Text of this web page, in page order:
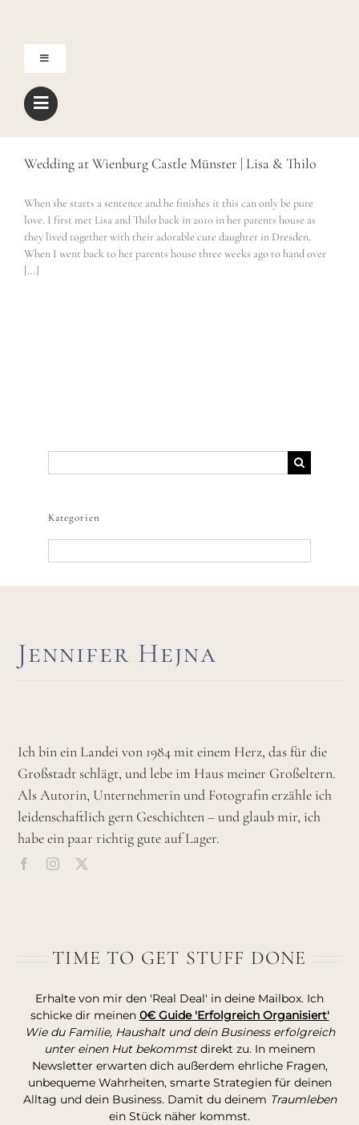
springen
Toggle
Home
Blog
Shop
Wedding at Wienburg Castle Münster | Lisa & Thilo
When she starts a sentence and he finishes it this can only be pure
love. I first met Lisa and Thilo back in 2010 in her parents house as
they lived together with their adorable cute daughter in Dresden.
When I went back to her parents house three weeks ago to hand over
[...]
nach:
Kategorien
Jennifer Hejna
Ich bin ein Landei von 1984 mit einem Herz, das für die
Großstadt schlägt, und lebe im Haus meiner Großeltern.
Als Autorin, Unternehmerin und Fotografin erzähle ich
leidenschaftlich gern Geschichten – und glaub mir, ich
habe ein paar richtig gute auf Lager.
TIME TO GET STUFF DONE
Erhalte von mir den 'Real Deal' in deine Mailbox. Ich
schicke dir meinen 0€ Guide 'Erfolgreich Organisiert'
Wie du Familie, Haushalt und dein Business erfolgreich
unter einen Hut bekommstdirekt zu. In meinem
Newsletter erwarten dich außerdem ehrliche Fragen,
unbequeme Wahrheiten, smarte Strategien für deinen
Alltag und dein Business. Damit du deinem Traumleben
ein Stück näher kommst.